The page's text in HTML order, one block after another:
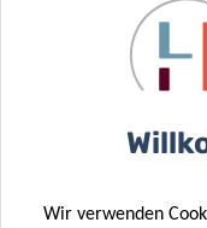
Sophie Couffignal
Registre National
Sophie Couffignal
d’activité –
Wir verwenden